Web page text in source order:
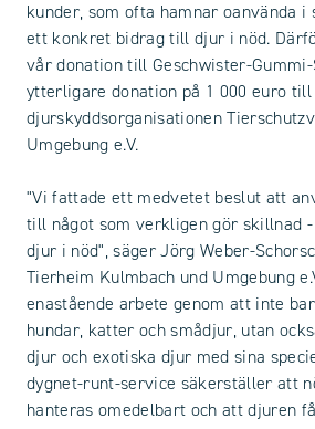
kunder, som ofta hamnar oanvända i
ett konkret bidrag till djur i nöd.
vår donation till Geschwister-
ytterligare donation på 1 000 euro till
djurskyddsorganisationen
Umgebung e.V.
"Vi fattade ett medvetet beslut att
till något som verkligen gör skillnad
djur i nöd", säger Jörg Weber-
Tierheim Kulmbach und Umgebung
enastående arbete genom att inte
hundar, katter och smådjur, utan
djur och exotiska djur med sina
dygnet-runt-service säkerställer att
hanteras omedelbart och att djuren